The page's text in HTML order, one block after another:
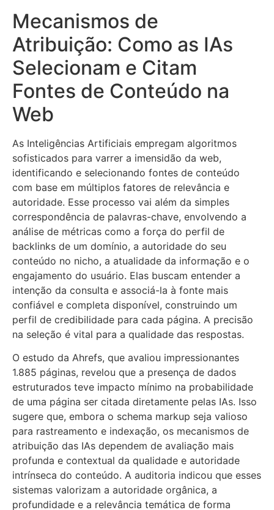
Mecanismos de
Atribuição: Como as IAs
Selecionam e Citam
Fontes de Conteúdo na
Web
As Inteligências Artificiais empregam algoritmos
sofisticados para varrer a imensidão da web,
identificando e selecionando fontes de conteúdo
com base em múltiplos fatores de relevância e
autoridade. Esse processo vai além da simples
correspondência de palavras-chave, envolvendo a
análise de métricas como a força do perfil de
backlinks de um domínio, a autoridade do seu
conteúdo no nicho, a atualidade da informação e o
engajamento do usuário. Elas buscam entender a
intenção da consulta e associá-la à fonte mais
confiável e completa disponível, construindo um
perfil de credibilidade para cada página. A precisão
na seleção é vital para a qualidade das respostas.
O estudo da Ahrefs, que avaliou impressionantes
1.885 páginas, revelou que a presença de dados
estruturados teve impacto mínimo na probabilidade
de uma página ser citada diretamente pelas IAs. Isso
sugere que, embora o schema markup seja valioso
para rastreamento e indexação, os mecanismos de
atribuição das IAs dependem de avaliação mais
profunda e contextual da qualidade e autoridade
intrínseca do conteúdo. A auditoria indicou que esses
sistemas valorizam a autoridade orgânica, a
profundidade e a relevância temática de forma